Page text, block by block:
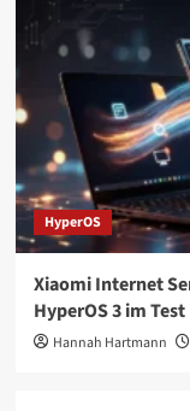
HyperOS
Xiaomi Internet
HyperOS 3 im Test
Hannah Hartmann